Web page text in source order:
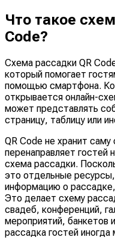
Что такое
Code?
Схема рассадки QR
который помогает
помощью смартфона.
открывается онлайн-
может представлять
страницу, таблицу или
QR Code не хранит
перенаправляет гостей
схема рассадки.
это отдельные
информацию о
Это делает схему
свадеб, конференций,
мероприятий, банкетов
рассадка гостей